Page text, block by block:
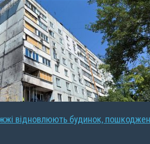
відновлюють будинок,